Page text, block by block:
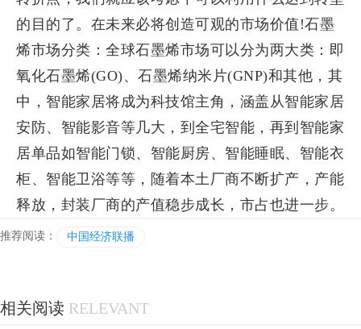
的目的了。在未来必将创造可观的市场价值!石墨
烯市场分类：全球石墨烯市场可以分为两大类：即
氧化石墨烯(GO)、石墨烯纳米片(GNP)和其他，其
中，智能家居将成为科技馆主角，涵盖从智能家居
安防、智能影音等几大，到全宅智能，再到智能家
居单品如智能门锁、智能厨房、智能睡眠、智能衣
柜、智能卫浴等等，随着本土厂商不断扩产，产能
释放，封装厂商的产值稳步成长，市占也进一步。
推荐阅读： 中国经济联播
相关阅读 RELEVANT